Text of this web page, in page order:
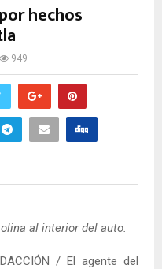
hechos
949
al interior del auto.
/ El agente del